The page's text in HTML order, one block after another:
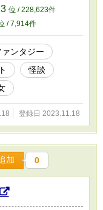
つだった。
位 / 228,623件
/ 7,914件
ンタジー
怪談
登録日 2023.11.18
加 0